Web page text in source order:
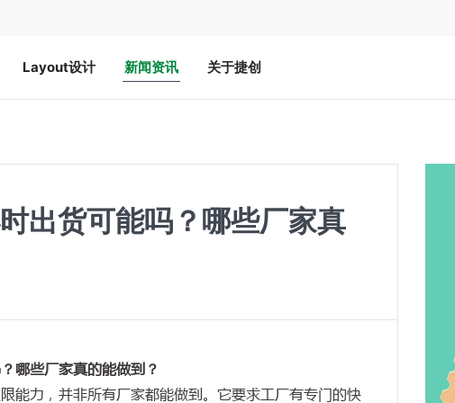
Layout设计 新闻资讯 关于捷创
出货可能吗？哪些厂家真
哪些厂家真的能做到？
能力，并非所有厂家都能做到。它要求工厂有专门的快